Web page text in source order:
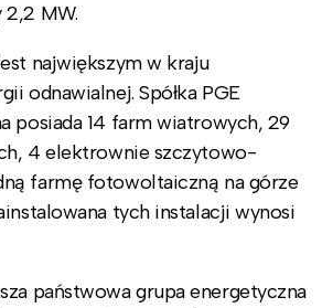
MW.
największym w kraju
odnawialnej. Spółka PGE
posiada 14 farm wiatrowych, 29
4 elektrownie szczytowo-
farmę fotowoltaiczną na górze
tych instalacji wynosi
państwowa grupa energetyczna